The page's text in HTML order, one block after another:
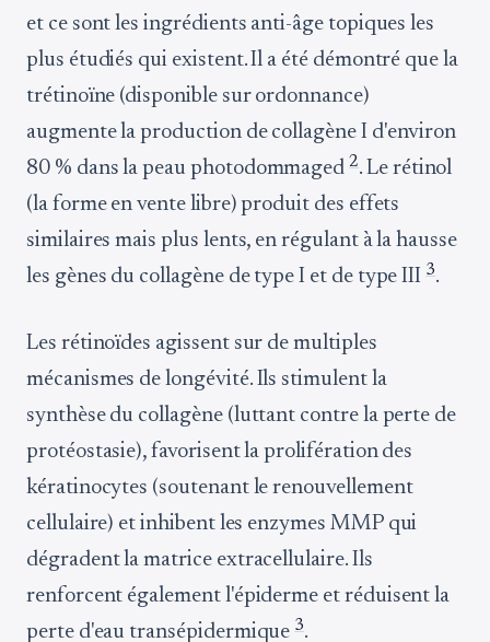
et ce sont les ingrédients anti-âge topiques les
plus étudiés qui existent. Il a été démontré que la
trétinoïne (disponible sur ordonnance)
augmente la production de collagène I d'environ
80 % dans la peau photodommaged2. Le rétinol
(la forme en vente libre) produit des effets
similaires mais plus lents, en régulant à la hausse
les gènes du collagène de type I et de type III3.
Les rétinoïdes agissent sur de multiples
mécanismes de longévité. Ils stimulent la
synthèse du collagène (luttant contre la perte de
protéostasie), favorisent la prolifération des
kératinocytes (soutenant le renouvellement
cellulaire) et inhibent les enzymes MMP qui
dégradent la matrice extracellulaire. Ils
renforcent également l'épiderme et réduisent la
perte d'eau transépidermique3.